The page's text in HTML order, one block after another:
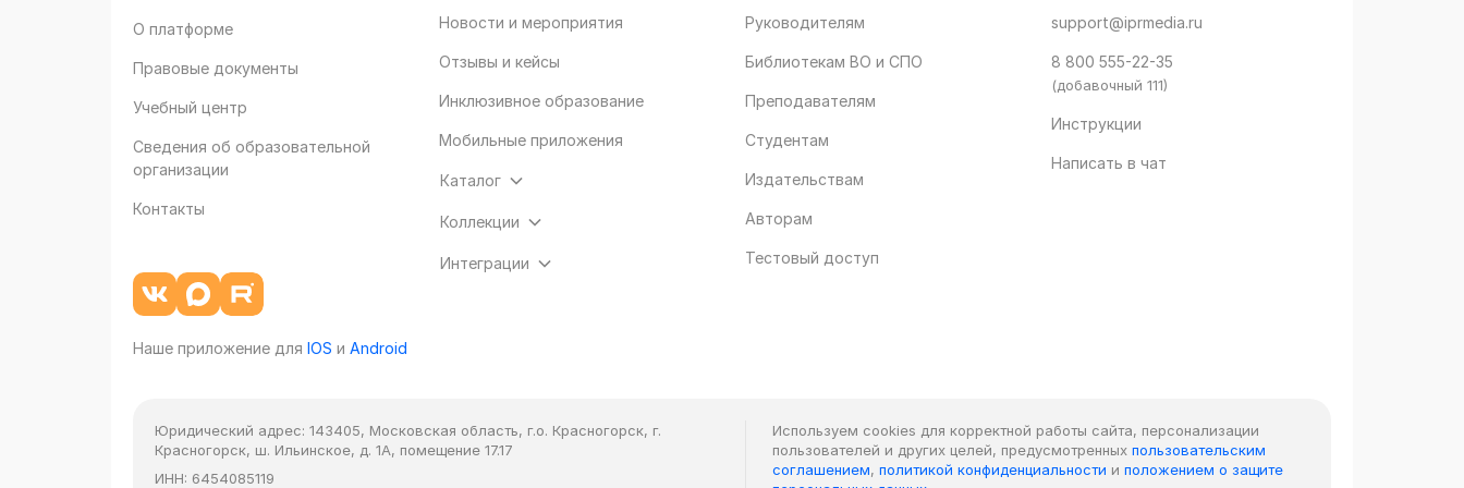
О платформе
Правовые документы
Учебный центр
Сведения об образовательной
организации
Контакты
Наше приложение для IOS и Android
Новости и мероприятия
Отзывы и кейсы
Инклюзивное образование
Мобильные приложения
Каталог
Коллекции
Интеграции
Руководителям
Библиотекам ВО и СПО
Преподавателям
Студентам
Издательствам
Авторам
Тестовый доступ
support@iprmedia.ru
8 800 555-22-35
(добавочный 111)
Инструкции
Написать в чат
Юридический адрес: 143405, Московская область, г.о. Красногорск, г.
Красногорск, ш. Ильинское, д. 1А, помещение 17.17
ИНН: 6454085119
Используем cookies для корректной работы сайта, персонализации
пользователей и других целей, предусмотренных пользовательским
соглашением, политикой конфиденциальности и положением о защите